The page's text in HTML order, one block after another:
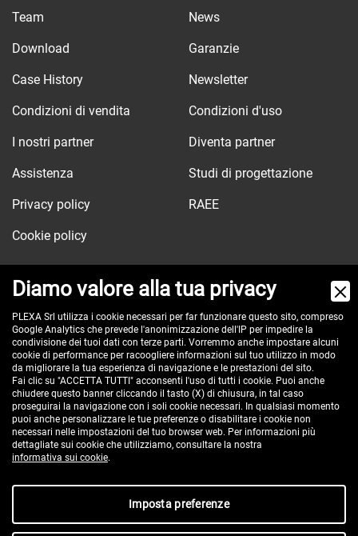
Via dell'Orologio, 103
40037 Sasso Marconi (BO) - ITALY
Tel:+390516517911
Pec:plexa@pec.it
VAT id: IT00582201208
Reg. Imp. BO e C.F. 02485560375
REA 296635 - cap. soc. € 100.000 i.v.
Team News
Download Garanzie
Case History Newsletter
Condizioni di vendita Condizioni d'uso
I nostri partner Diventa partner
Assistenza Studi di progettazione
Privacy policy RAEE
Cookie policy
Diamo valore alla tua privacy
PLEXA Srl utilizza i cookie necessari per far funzionare questo sito, compreso
Google Analytics che prevede l'anonimizzazione dell'IP per impedire la
condivisione dei tuoi dati con terze parti. Vorremmo anche impostare alcuni
cookie di performance per racoogliere informazioni sul tuo utilizzo in modo
da migliorare la tua esperienza di navigazione e le prestazioni del sito.
Fai clic su "ACCETTA TUTTI" acconsenti l'uso di tutti i cookie. Puoi anche
chiudere questo banner cliccando il tasto (X) di chiusura, in tal caso
proseguirai la navigazione con i soli cookie necessari. In qualsiasi momento
puoi anche personalizzare le tue preferenze o disabilitare i cookie non
necessari nelle impostazioni del tuo browser web. Per informazioni più
dettagliate sui cookie che utilizziamo, consultare la nostra
informativa sui cookie.
Imposta preferenze